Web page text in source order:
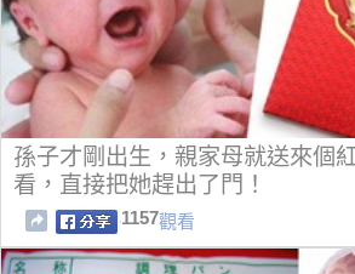
孫子才剛出生，親家母就送來個
看，直接把她趕出了門！
1157觀看